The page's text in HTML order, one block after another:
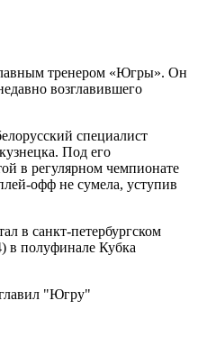
тренером «Югры». Он
возглавившего
специалист
Под его
в регулярном чемпионате
офф не сумела, уступив
в санкт-петербургском
в полуфинале Кубка